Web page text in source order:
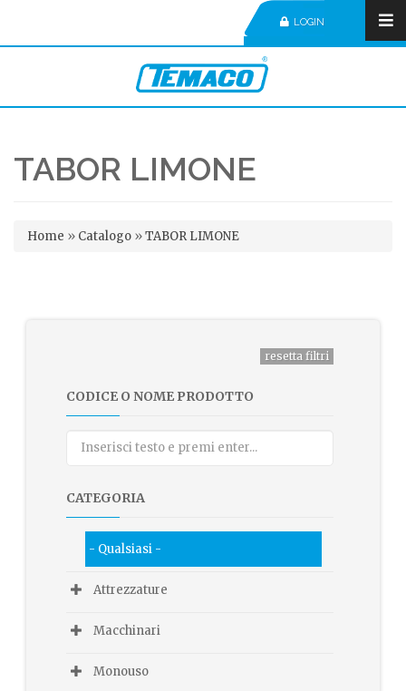
LOGIN
TABOR LIMONE
Tu sei qui
Home » Catalogo »TABOR LIMONE
CODICE O NOME PRODOTTO
CATEGORIA
- Qualsiasi -
Attrezzature
Macchinari
Monouso